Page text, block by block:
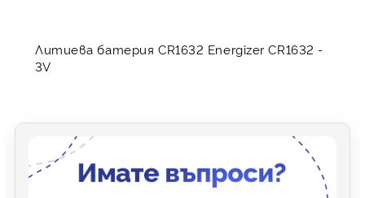
Литиева батерия CR1632 Energizer CR1632 -
3V